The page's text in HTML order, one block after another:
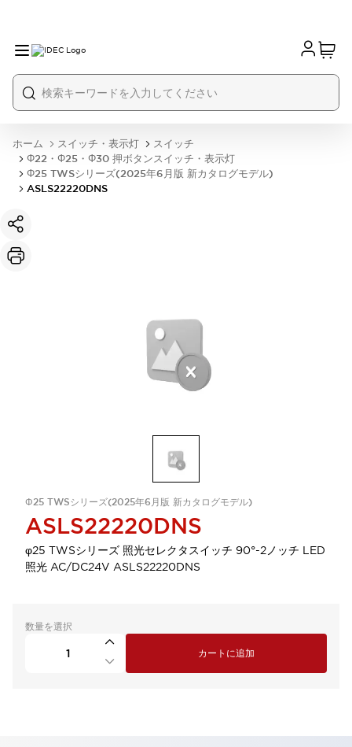
ホーム スイッチ・表示灯
スイッチ
Φ22・Φ25・Φ30 押ボタンスイッチ・表示灯
Φ25 TWSシリーズ(2025年6月版 新カタログモデル)
ASLS22220DNS
Φ25 TWSシリーズ(2025年6月版 新カタログモデル)
ASLS22220DNS
φ25 TWSシリーズ 照光セレクタスイッチ 90°-2ノッチ LED
照光 AC/DC24V ASLS22220DNS
数量を選択
カートに追加